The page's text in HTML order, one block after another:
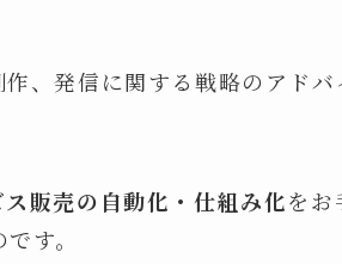
、発信に関する戦略のアド
販売の自動化・仕組み化を
す。